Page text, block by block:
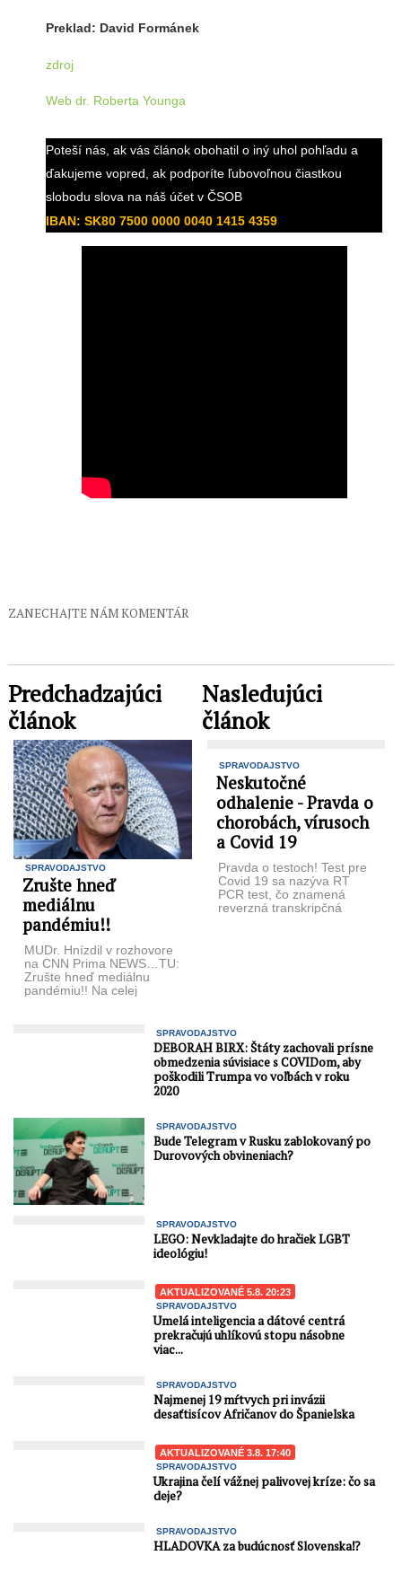
Preklad: David Formánek
zdroj
Web dr. Roberta Younga
Poteší nás, ak vás článok obohatil o iný uhol pohľadu a
ďakujeme vopred, ak podporíte ľubovoľnou čiastkou
slobodu slova na náš účet v ČSOB
IBAN: SK80 7500 0000 0040 1415 4359
ZANECHAJTE NÁM KOMENTÁR
Predchadzajúci
článok
SPRAVODAJSTVO
Zrušte hneď
mediálnu
pandémiu!!
MUDr. Hnízdil v rozhovore
na CNN Prima NEWS…TU:
Zrušte hneď mediálnu
pandémiu!! Na celej
Nasledujúci
článok
SPRAVODAJSTVO
Neskutočné
odhalenie - Pravda o
chorobách, vírusoch
a Covid 19
Pravda o testoch! Test pre
Covid 19 sa nazýva RT
PCR test, čo znamená
reverzná transkripčná
SPRAVODAJSTVO
DEBORAH BIRX: Štáty zachovali prísne
obmedzenia súvisiace s COVIDom, aby
poškodili Trumpa vo voľbách v roku
2020
SPRAVODAJSTVO
Bude Telegram v Rusku zablokovaný po
Durovových obvineniach?
SPRAVODAJSTVO
LEGO: Nevkladajte do hračiek LGBT
ideológiu!
AKTUALIZOVANÉ 5.8. 20:23
SPRAVODAJSTVO
Umelá inteligencia a dátové centrá
prekračujú uhlíkovú stopu násobne
viac...
SPRAVODAJSTVO
Najmenej 19 mŕtvych pri invázii
desaťtisícov Afričanov do Španielska
AKTUALIZOVANÉ 3.8. 17:40
SPRAVODAJSTVO
Ukrajina čelí vážnej palivovej kríze: čo sa
deje?
SPRAVODAJSTVO
HLADOVKA za budúcnosť Slovenska⁉️